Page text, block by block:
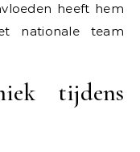
heeft hem
nationale team
tijdens